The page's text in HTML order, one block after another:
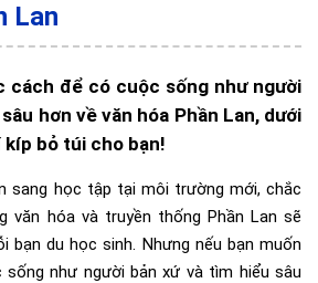
Lan
cách để có cuộc sống như người
hơn về văn hóa Phần Lan, dưới
kíp bỏ túi cho bạn!
sang học tập tại môi trường mới, chắc
văn hóa và truyền thống Phần Lan sẽ
bạn du học sinh. Nhưng nếu bạn muốn
như người bản xứ và tìm hiểu sâu